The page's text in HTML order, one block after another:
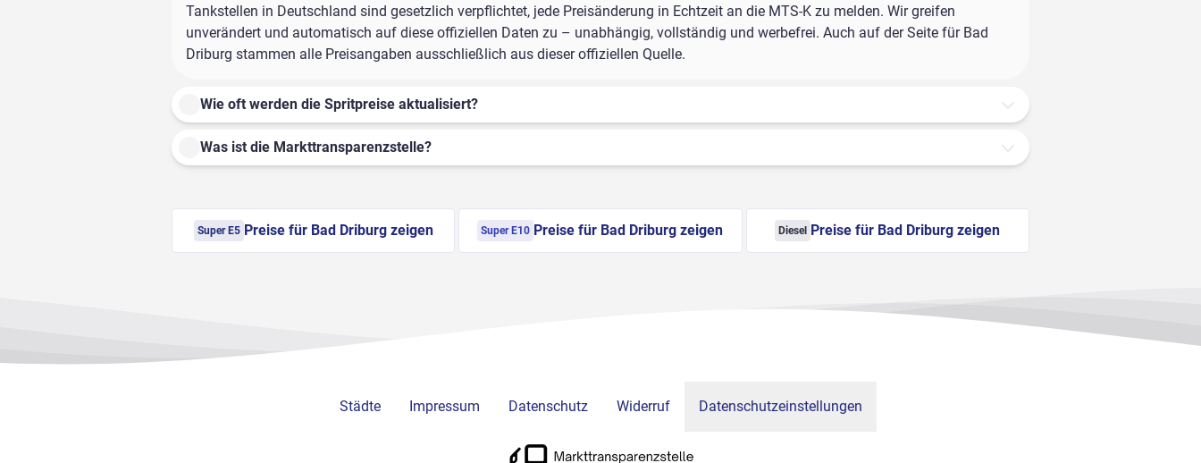
Tankstellen in Deutschland sind gesetzlich verpflichtet, jede Preisänderung in Echtzeit an die MTS-K zu melden. Wir greifen
unverändert und automatisch auf diese offiziellen Daten zu – unabhängig, vollständig und werbefrei. Auch auf der Seite für Bad
Driburg stammen alle Preisangaben ausschließlich aus dieser offiziellen Quelle.
Wie oft werden die Spritpreise aktualisiert?
Was ist die Markttransparenzstelle?
Super E5 Preise für Bad Driburg zeigen Super E10 Preise für Bad Driburg zeigen Diesel Preise für Bad Driburg zeigen
Städte Impressum Datenschutz Widerruf Datenschutzeinstellungen